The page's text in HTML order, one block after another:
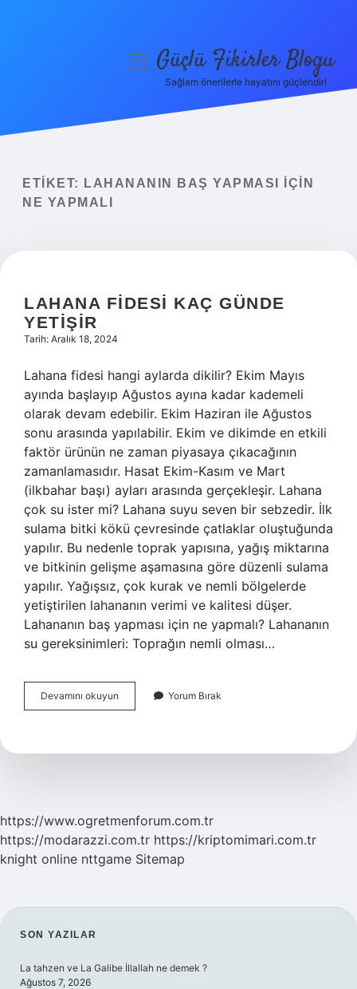
Yasal Uyarı
menüyüGüçlü Fikirler Blogu
Sağlam önerilerle hayatını güçlendir!
ETIKET:
LAHANANIN BAŞ YAPMASI IÇIN
NE YAPMALI
LAHANA FIDESI KAÇ GÜNDE
YETIŞIR
Tarih: Aralık 18, 2024
Lahana fidesi hangi aylarda dikilir? Ekim Mayıs
ayında başlayıp Ağustos ayına kadar kademeli
olarak devam edebilir. Ekim Haziran ile Ağustos
sonu arasında yapılabilir. Ekim ve dikimde en etkili
faktör ürünün ne zaman piyasaya çıkacağının
zamanlamasıdır. Hasat Ekim-Kasım ve Mart
(ilkbahar başı) ayları arasında gerçekleşir. Lahana
çok su ister mi? Lahana suyu seven bir sebzedir. İlk
sulama bitki kökü çevresinde çatlaklar oluştuğunda
yapılır. Bu nedenle toprak yapısına, yağış miktarına
ve bitkinin gelişme aşamasına göre düzenli sulama
yapılır. Yağışsız, çok kurak ve nemli bölgelerde
yetiştirilen lahananın verimi ve kalitesi düşer.
Lahananın baş yapması için ne yapmalı? Lahananın
su gereksinimleri: Toprağın nemli olması…
Devamını okuyun
Fidesi
Yetişir
Yorum Bırak
https://www.ogretmenforum.com.tr
https://modarazzi.com.tr https://kriptomimari.com.tr
knight online nttgame Sitemap
SIDEBAR
SON YAZILAR
La tahzen ve La Galibe İllallah ne demek ?
Ağustos 7, 2026